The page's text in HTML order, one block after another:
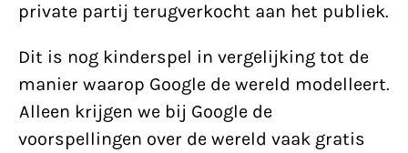
private partij terugverkocht aan het publiek.
Dit is nog kinderspel in vergelijking tot de
manier waarop Google de wereld modelleert.
Alleen krijgen we bij Google de
voorspellingen over de wereld vaak gratis